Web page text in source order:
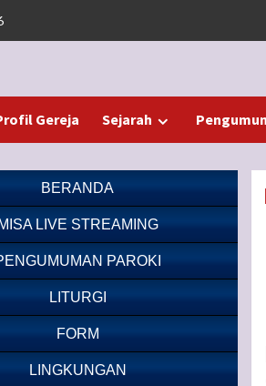
Gereja Sejarah
BERANDA
MISA LIVE STREAMING
PAROKI
LITURGI
FORM
LINGKUNGAN